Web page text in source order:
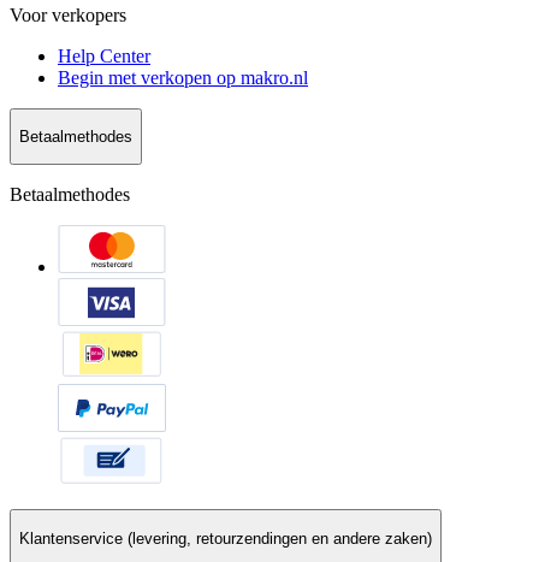
Voor verkopers
Help Center
Begin met verkopen op makro.nl
Betaalmethodes
Betaalmethodes
Klantenservice (levering, retourzendingen en andere zaken)